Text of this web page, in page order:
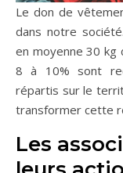
Le don de
dans notre
en moyenne 30 kg
8 à 10% sont
répartis sur le
transformer cette
Les